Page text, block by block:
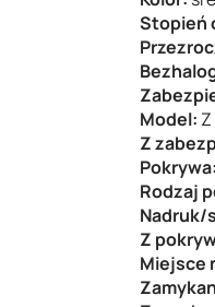
Stopień
Model:
Z
Pokrywa:
Rodzaj
Nadruk/
Z
Miejsce